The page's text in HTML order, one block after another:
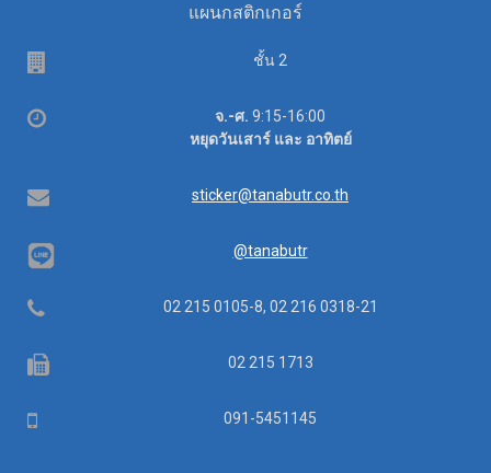
แผนกสติกเกอร์
ชั้น 2
Office
จ.-ศ. 9:15-16:00
หยุดวันเสาร์ และ อาทิตย์
Email sticker@tanabutr.co.th
@tanabutr
Telephone 02 215 0105-8, 02 216 0318-21
Fax 02 215 1713
Mobile 091-5451145